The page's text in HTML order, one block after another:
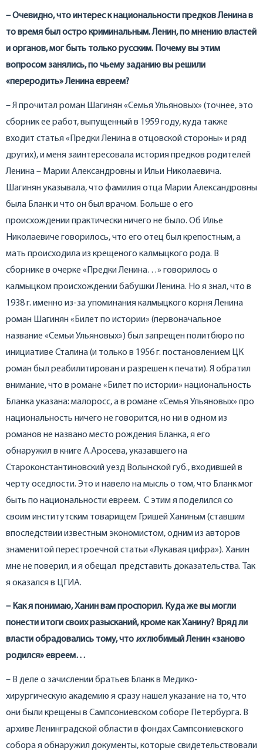
– Очевидно, что интерес к национальности предков Ленина в
то время был остро криминальным. Ленин, по мнению властей
и органов, мог быть только русским. Почему вы этим
вопросом занялись, по чьему заданию вы решили
«переродить» Ленина евреем?
– Я прочитал роман Шагинян «Семья Ульяновых» (точнее, это
сборник ее работ, выпущенный в 1959 году, куда также
входит статья «Предки Ленина в отцовской стороны» и ряд
других), и меня заинтересовала история предков родителей
Ленина – Марии Александровны и Ильи Николаевича.
Шагинян указывала, что фамилия отца Марии Александровны
была Бланк и что он был врачом. Больше о его
происхождении практически ничего не было. Об Илье
Николаевиче говорилось, что его отец был крепостным, а
мать происходила из крещеного калмыцкого рода. В
сборнике в очерке «Предки Ленина…» говорилось о
калмыцком происхождении бабушки Ленина. Но я знал, что в
1938 г. именно из-за упоминания калмыцкого корня Ленина
роман Шагинян «Билет по истории» (первоначальное
название «Семьи Ульяновых») был запрещен политбюро по
инициативе Сталина (и только в 1956 г. постановлением ЦК
роман был реабилитирован и разрешен к печати). Я обратил
внимание, что в романе «Билет по истории» национальность
Бланка указана: малоросс, а в романе «Семья Ульяновых» про
национальность ничего не говорится, но ни в одном из
романов не названо место рождения Бланка, я его
обнаружил в книге А.Аросева, указавшего на
Староконстантиновский уезд Волынской губ., входившей в
черту оседлости. Это и навело на мысль о том, что Бланк мог
быть по национальности евреем. С этим я поделился со
своим институтским товарищем Гришей Ханиным (ставшим
впоследствии известным экономистом, одним из авторов
знаменитой перестроечной статьи «Лукавая цифра»). Ханин
мне не поверил, и я обещал представить доказательства. Так
я оказался в ЦГИА.
– Как я понимаю, Ханин вам проспорил. Куда же вы могли
понести итоги своих разысканий, кроме как Ханину? Вряд ли
власти обрадовались тому, что ихлюбимый Ленин «заново
родился» евреем…
– В деле о зачислении братьев Бланк в Медико-
хирургическую академию я сразу нашел указание на то, что
они были крещены в Сампсониевском соборе Петербурга. В
архиве Ленинградской области в фондах Сампсониевского
собора я обнаружил документы, которые свидетельствовали